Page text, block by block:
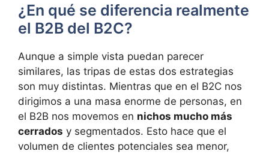
¿En qué se diferencia realmente
el B2B del B2C?
Aunque a simple vista puedan parecer
similares, las tripas de estas dos estrategias
son muy distintas. Mientras que en el B2C nos
dirigimos a una masa enorme de personas, en
el B2B nos movemos en nichos mucho más
cerrados y segmentados. Esto hace que el
volumen de clientes potenciales sea menor,